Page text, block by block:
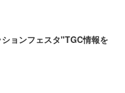
ョンフェスタ"TGC情報を